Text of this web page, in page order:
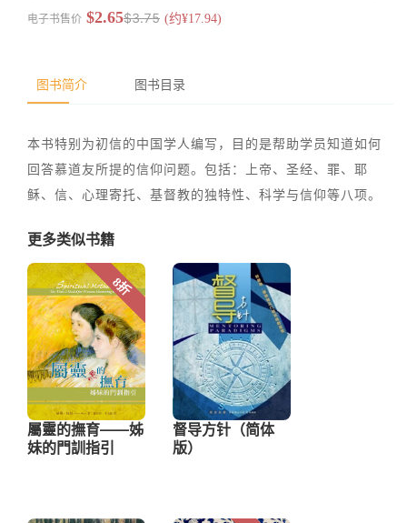
电子书售价 $2.65$3.75 (约¥17.94)
图书简介 图书目录
本书特别为初信的中国学人编写，目的是帮助学员知道如何
回答慕道友所提的信仰问题。包括：上帝、圣经、罪、耶
稣、信、心理寄托、基督教的独特性、科学与信仰等八项。
更多类似书籍